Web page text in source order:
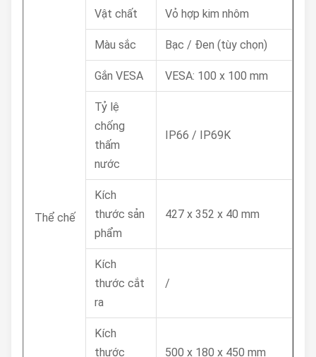
Thể chế
Vật chất Vỏ hợp kim nhôm
Màu sắc Bạc / Đen (tùy chọn)
Gắn VESA VESA: 100 x 100 mm
Tỷ lệ
chống
thấm
nước
IP66 / IP69K
Kích
thước sản
phẩm
427 x 352 x 40 mm
Kích
thước cắt
ra
/
Kích
thước
500 x 180 x 450 mm